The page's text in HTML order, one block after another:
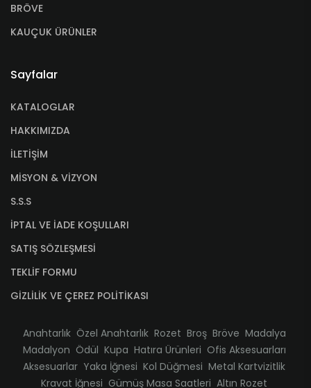
BRÖVE
KAUÇUK ÜRÜNLER
Sayfalar
KATALOGLAR
HAKKIMIZDA
İLETİŞİM
MİSYON & VİZYON
S.S.S
İPTAL VE İADE KOŞULLARI
SATIŞ SÖZLEŞMESİ
TEKLİF FORMU
GİZLİLİK VE ÇEREZ POLİTİKASI
Anahtarlık Özel Anahtarlık Rozet Broş Bröve Madalya
Madalyon Ödül Kupa Hatıra Ürünleri Ofis Aksesuarları
Aksesuarlar Yaka İğnesi Kol Düğmesi Metal Kartvizitlik
Kravat İğnesi Gümüş Masa Saatleri Altın Rozet